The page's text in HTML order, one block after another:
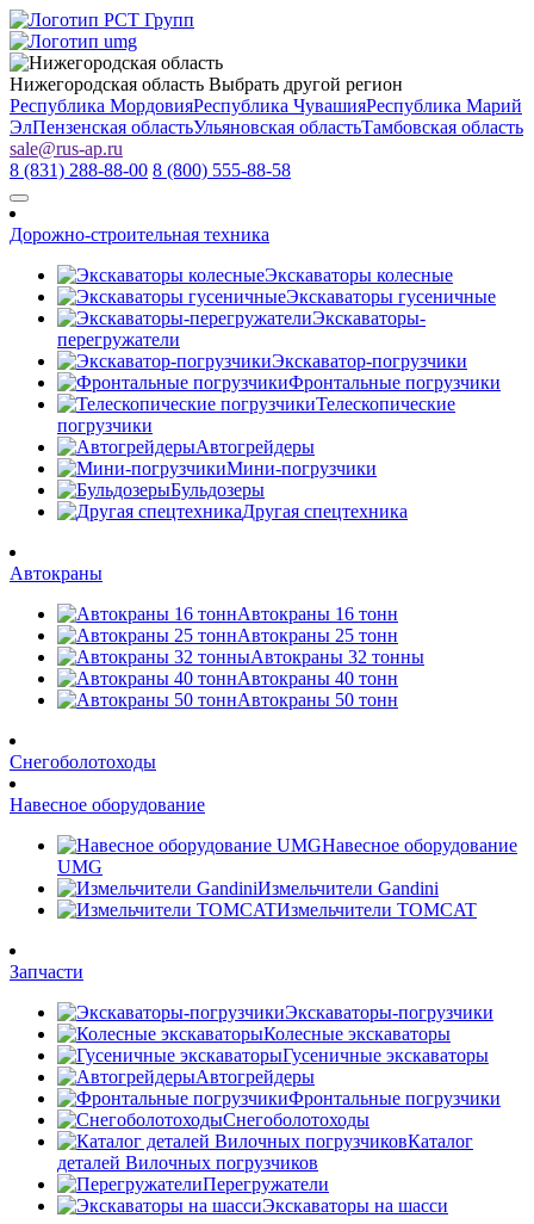
Нижегородская область Выбрать другой регион
Республика МордовияРеспублика ЧувашияРеспублика Марий
ЭлПензенская областьУльяновская областьТамбовская область
sale@rus-ap.ru
8 (831) 288-88-00 8 (800) 555-88-58
Дорожно-строительная техника
Экскаваторы колесные
Экскаваторы гусеничные
Экскаваторы-
перегружатели
Экскаватор-погрузчики
Фронтальные погрузчики
Телескопические
погрузчики
Автогрейдеры
Мини-погрузчики
Бульдозеры
Другая спецтехника
Автокраны
Автокраны 16 тонн
Автокраны 25 тонн
Автокраны 32 тонны
Автокраны 40 тонн
Автокраны 50 тонн
Снегоболотоходы
Навесное оборудование
Навесное оборудование
UMG
Измельчители Gandini
Измельчители TOMCAT
Запчасти
Экскаваторы-погрузчики
Колесные экскаваторы
Гусеничные экскаваторы
Автогрейдеры
Фронтальные погрузчики
Снегоболотоходы
Каталог
деталей Вилочных погрузчиков
Перегружатели
Экскаваторы на шасси